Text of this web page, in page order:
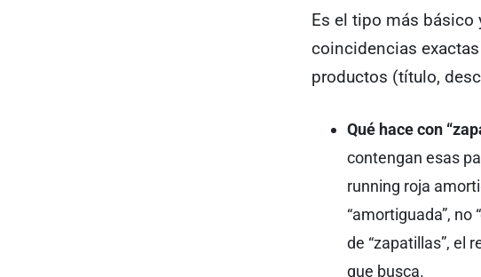
Es el tipo más básico
coincidencias
productos (título,
Qué hace con
contengan esas
running roja
“amortiguada”, no
de “zapatillas”, el
que busca.